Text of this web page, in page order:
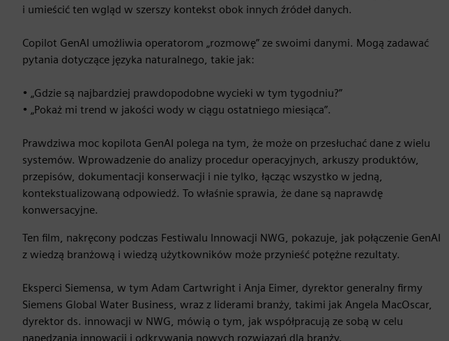
i umieścić ten wgląd w szerszy kontekst obok innych źródeł danych.
Copilot GenAI umożliwia operatorom „rozmowę” ze swoimi danymi. Mogą zadawać
pytania dotyczące języka naturalnego, takie jak:
• „Gdzie są najbardziej prawdopodobne wycieki w tym tygodniu?”
• „Pokaż mi trend w jakości wody w ciągu ostatniego miesiąca”.
Prawdziwa moc kopilota GenAI polega na tym, że może on przesłuchać dane z wielu
systemów. Wprowadzenie do analizy procedur operacyjnych, arkuszy produktów,
przepisów, dokumentacji konserwacji i nie tylko, łącząc wszystko w jedną,
kontekstualizowaną odpowiedź. To właśnie sprawia, że dane są naprawdę
konwersacyjne.
Ten film, nakręcony podczas Festiwalu Innowacji NWG, pokazuje, jak połączenie GenAI
z wiedzą branżową i wiedzą użytkowników może przynieść potężne rezultaty.
Eksperci Siemensa, w tym Adam Cartwright i Anja Eimer, dyrektor generalny firmy
Siemens Global Water Business, wraz z liderami branży, takimi jak Angela MacOscar,
dyrektor ds. innowacji w NWG, mówią o tym, jak współpracują ze sobą w celu
napędzania innowacji i odkrywania nowych rozwiązań dla branży.